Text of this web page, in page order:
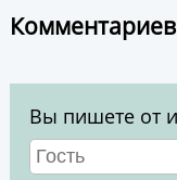
Вы пишете от